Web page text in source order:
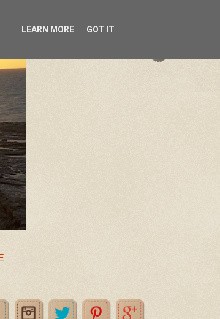
LEARN MORE GOT IT